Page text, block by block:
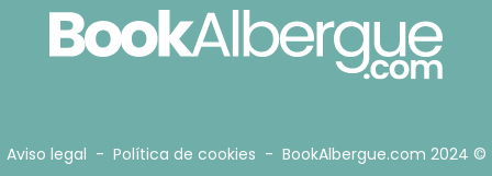
Aviso legal - Política de cookies - BookAlbergue.com 2024 ©